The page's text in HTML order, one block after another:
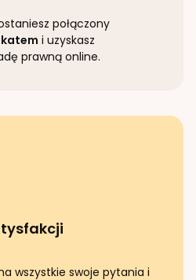
połączony
i uzyskasz
prawną online.
wszystkie swoje pytania i